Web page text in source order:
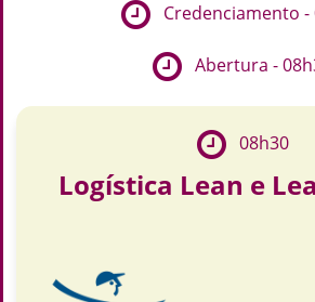
Credenciamento -
Abertura -
08h30
Logística Lean e